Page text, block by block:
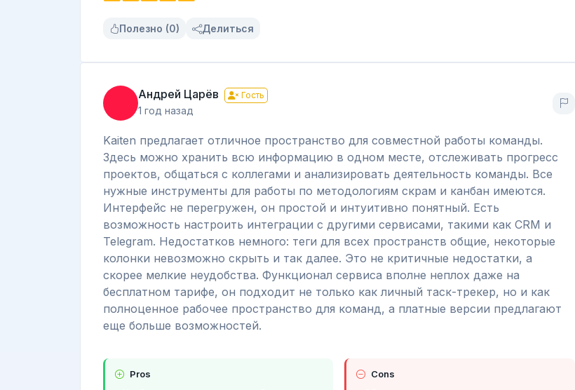
Полезно (0) Делиться
Андрей Царёв Гость
1 год назад
Kaiten предлагает отличное пространство для совместной работы команды.
Здесь можно хранить всю информацию в одном месте, отслеживать прогресс
проектов, общаться с коллегами и анализировать деятельность команды. Все
нужные инструменты для работы по методологиям скрам и канбан имеются.
Интерфейс не перегружен, он простой и интуитивно понятный. Есть
возможность настроить интеграции с другими сервисами, такими как CRM и
Telegram. Недостатков немного: теги для всех пространств общие, некоторые
колонки невозможно скрыть и так далее. Это не критичные недостатки, а
скорее мелкие неудобства. Функционал сервиса вполне неплох даже на
бесплатном тарифе, он подходит не только как личный таск-трекер, но и как
полноценное рабочее пространство для команд, а платные версии предлагают
еще больше возможностей.
Pros
Cons